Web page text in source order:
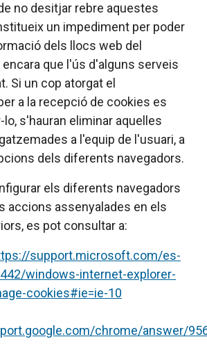
no desitjar rebre aquestes
un impediment per poder
dels llocs web del
encara que l'ús d'alguns serveis
Si un cop atorgat el
a la recepció de cookies es
s'hauran eliminar aquelles
a l'equip de l'usuari, a
dels diferents navegadors.
els diferents navegadors
accions assenyalades en els
es pot consultar a:
support.microsoft.com/es-
windows-internet-explorer-
cookies#ie=ie-10
chrome/answer/